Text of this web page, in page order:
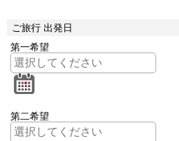
ご旅行 出発日
第一希望
第二希望